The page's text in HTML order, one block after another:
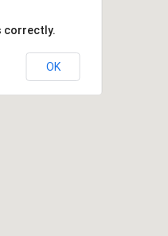
correctly.
OK